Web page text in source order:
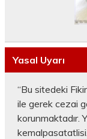
Yasal Uyarı
“Bu sitedeki
ile gerek cezai
korunmaktadır.